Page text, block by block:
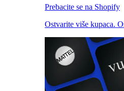
Prebacite se na Shopify
Ostvarite više kupaca.